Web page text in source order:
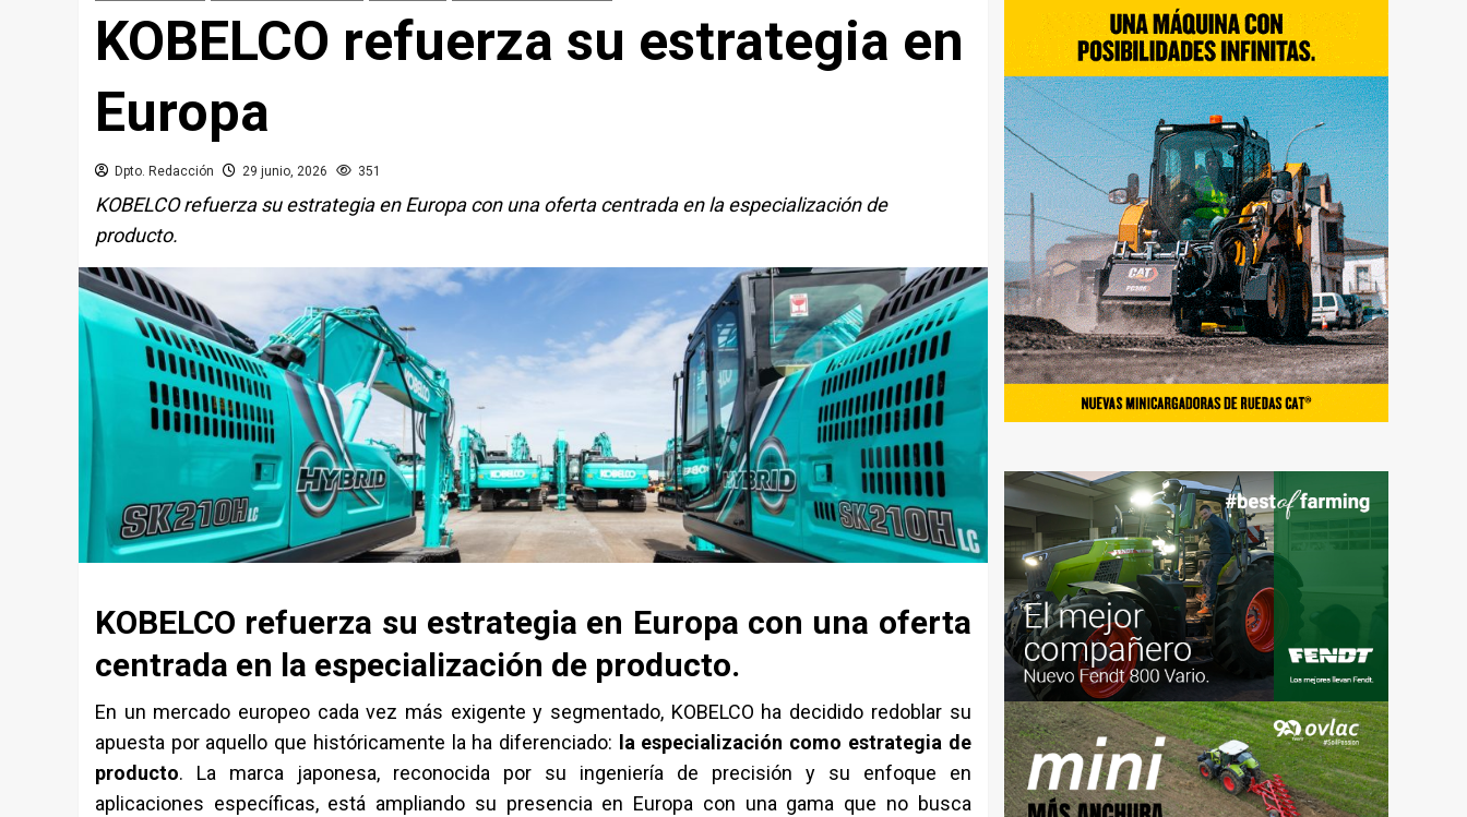
KOBELCO refuerza su estrategia en
Europa
Dpto. Redacción 29 junio, 2026 351
KOBELCO refuerza su estrategia en Europa con una oferta centrada en la especialización de
producto.
KOBELCO refuerza su estrategia en Europa con una oferta
centrada en la especialización de producto.
En un mercado europeo cada vez más exigente y segmentado, KOBELCO ha decidido redoblar su
apuesta por aquello que históricamente la ha diferenciado:
la especialización como estrategia de
producto. La marca japonesa, reconocida por su ingeniería de precisión y su enfoque en
aplicaciones específicas, está ampliando su presencia en Europa con una gama que no busca